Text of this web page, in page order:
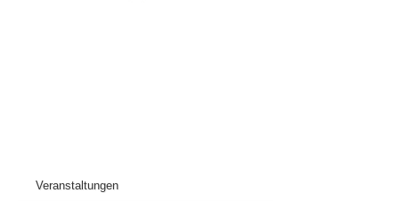
Veranstaltungen